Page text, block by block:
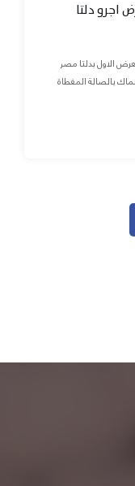
اجرو دلتا
الاول بدلتا مصر
بالصالة المغطاة